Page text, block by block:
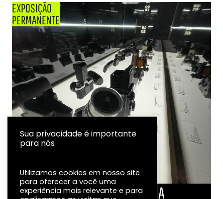
EXPOSIÇÃO
PERMANENTE
LINHA DO TEMPO DA FOTOGRAFIA
Sua privacidade é importante
para nós
Utilizamos cookies em nosso site
para oferecer a você uma
experiência mais relevante e para